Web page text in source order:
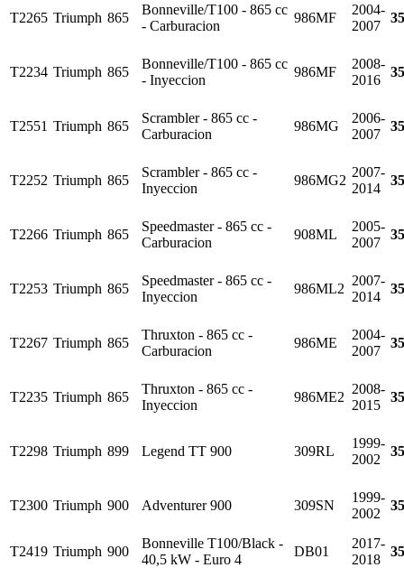
T2265 Triumph 865
Bonneville/T100 - 865 cc
- Carburacion
986MF
2004-
2007
35
T2234 Triumph 865
Bonneville/T100 - 865 cc
- Inyeccion
986MF
2008-
2016
35
T2551 Triumph 865
Scrambler - 865 cc -
Carburacion
986MG
2006-
2007
35
T2252 Triumph 865
Scrambler - 865 cc -
Inyeccion
986MG2
2007-
2014
35
T2266 Triumph 865
Speedmaster - 865 cc -
Carburacion
908ML
2005-
2007
35
T2253 Triumph 865
Speedmaster - 865 cc -
Inyeccion
986ML2
2007-
2014
35
T2267 Triumph 865
Thruxton - 865 cc -
Carburacion
986ME
2004-
2007
35
T2235 Triumph 865
Thruxton - 865 cc -
Inyeccion
986ME2
2008-
2015
35
T2298 Triumph 899 Legend TT 900 309RL
1999-
2002
35
T2300 Triumph 900 Adventurer 900 309SN
1999-
2002
35
T2419 Triumph 900
Bonneville T100/Black -
40,5 kW - Euro 4
DB01
2017-
2018
35